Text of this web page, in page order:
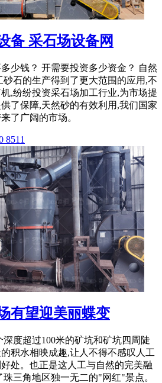
备 采石场设备网
少钱？ 开需要投资多少资金？ 自然
砂石的生产得到了更大范围的应用,不
,纷纷投资采石场加工行业,为市场提
了保障,天然砂的有效利用,我们国家
了广阔的市场。
8511
有望迎美丽蝶变
深度超过100米的矿坑和矿坑四周陡
积水相映成趣,让人不得不感叹人工
处。也正是这人工与自然的完美融
三角地区独一无二的"网红"景点。